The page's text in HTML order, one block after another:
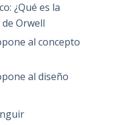
¿Qué es la
Orwell
al concepto
al diseño